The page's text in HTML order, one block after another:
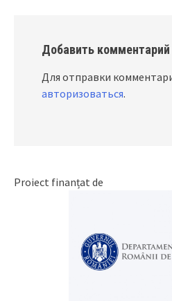
Добавить комментарий
Для отправки
авторизоваться.
Proiect finanțat de